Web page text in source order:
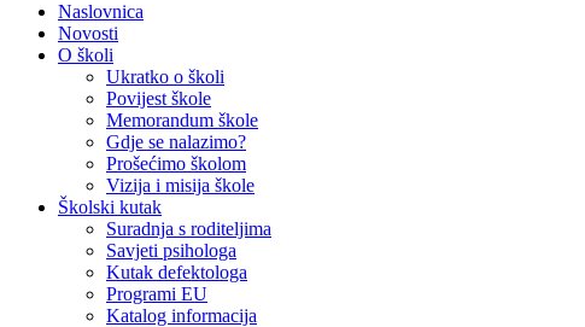
Naslovnica
Novosti
O školi
Ukratko o školi
Povijest škole
Memorandum škole
Gdje se nalazimo?
Prošećimo školom
Vizija i misija škole
Školski kutak
Suradnja s roditeljima
Savjeti psihologa
Kutak defektologa
Programi EU
Katalog informacija